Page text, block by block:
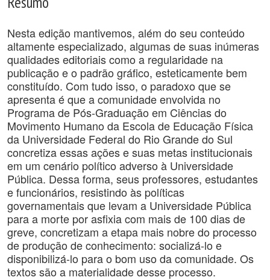
Nesta edição mantivemos, além do seu conteúdo
altamente especializado, algumas de suas inúmeras
qualidades editoriais como a regularidade na
publicação e o padrão gráfico, esteticamente bem
constituído. Com tudo isso, o paradoxo que se
apresenta é que a comunidade envolvida no
Programa de Pós-Graduação em Ciências do
Movimento Humano da Escola de Educação Física
da Universidade Federal do Rio Grande do Sul
concretiza essas ações e suas metas institucionais
em um cenário político adverso à Universidade
Pública. Dessa forma, seus professores, estudantes
e funcionários, resistindo às políticas
governamentais que levam a Universidade Pública
para a morte por asfixia com mais de 100 dias de
greve, concretizam a etapa mais nobre do processo
de produção de conhecimento: socializá-lo e
disponibilizá-lo para o bom uso da comunidade. Os
textos são a materialidade desse processo.